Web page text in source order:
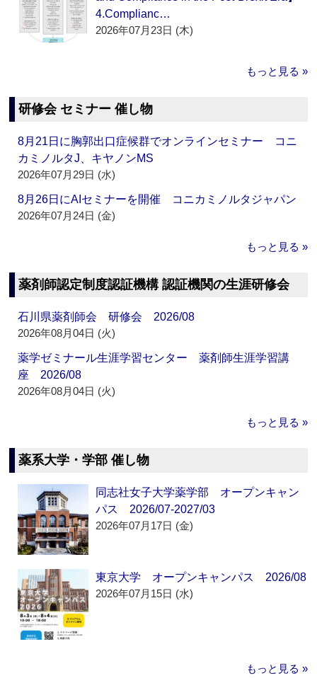
4.Complianc…
2026年07月23日 (木)
もっと見る »
研修会 セミナー 催し物
8月21日に胸郭出口症候群でオンラインセミナー コニ
カミノルタJ、キヤノンMS
2026年07月29日 (水)
8月26日にAIセミナーを開催 コニカミノルタジャパン
2026年07月24日 (金)
もっと見る »
薬剤師認定制度認証機構 認証機関の生涯研修会
石川県薬剤師会 研修会 2026/08
2026年08月04日 (火)
薬学ゼミナール生涯学習センター 薬剤師生涯学習講
座 2026/08
2026年08月04日 (火)
もっと見る »
薬系大学・学部 催し物
同志社女子大学薬学部 オープンキャン
パス 2026/07-2027/03
2026年07月17日 (金)
東京大学 オープンキャンパス 2026/08
2026年07月15日 (水)
もっと見る »